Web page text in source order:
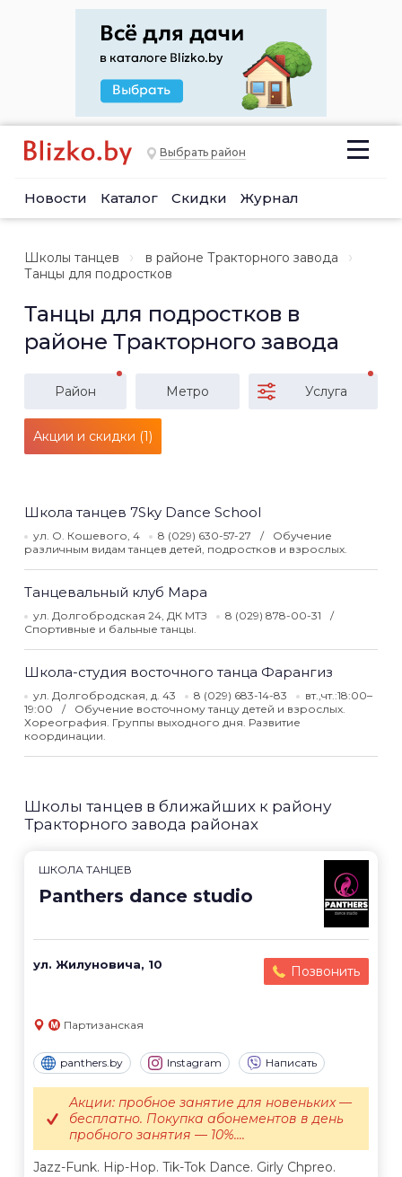
Выбрать район
Новости Каталог Скидки Журнал
Школы танцев
в районе Тракторного завода
Танцы для подростков
Танцы для подростков в
районе Тракторного завода
Район Метро Услуга
Акции и скидки (1)
Школа танцев 7Sky Dance School
ул. О. Кошевого, 4 8 (029) 630-57-27
Обучение
различным видам танцев детей, подростков и взрослых.
Танцевальный клуб Мара
ул. Долгобродская 24, ДК МТЗ
8 (029) 878-00-31
Спортивные и бальные танцы.
Школа-студия восточного танца Фарангиз
ул. Долгобродская, д. 43 8 (029) 683-14-83
вт.,чт.:18:00–
19:00
Обучение восточному танцу детей и взрослых.
Хореография. Группы выходного дня. Развитие
координации.
Школы танцев в ближайших к району
Тракторного завода районах
ШКОЛА ТАНЦЕВ
Panthers dance studio
ул. Жилуновича, 10 Позвонить
Партизанская
panthers.by Instagram Написать
Jazz-Funk. Hip-Hop. Tik-Tok Dance. Girly Chpreo.
Акции: пробное занятие для новеньких —
бесплатно. Покупка абонементов в день
пробного занятия — 10%....